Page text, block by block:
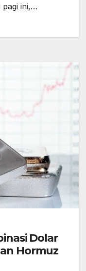
pagi ini,…
Dolar
Hormuz